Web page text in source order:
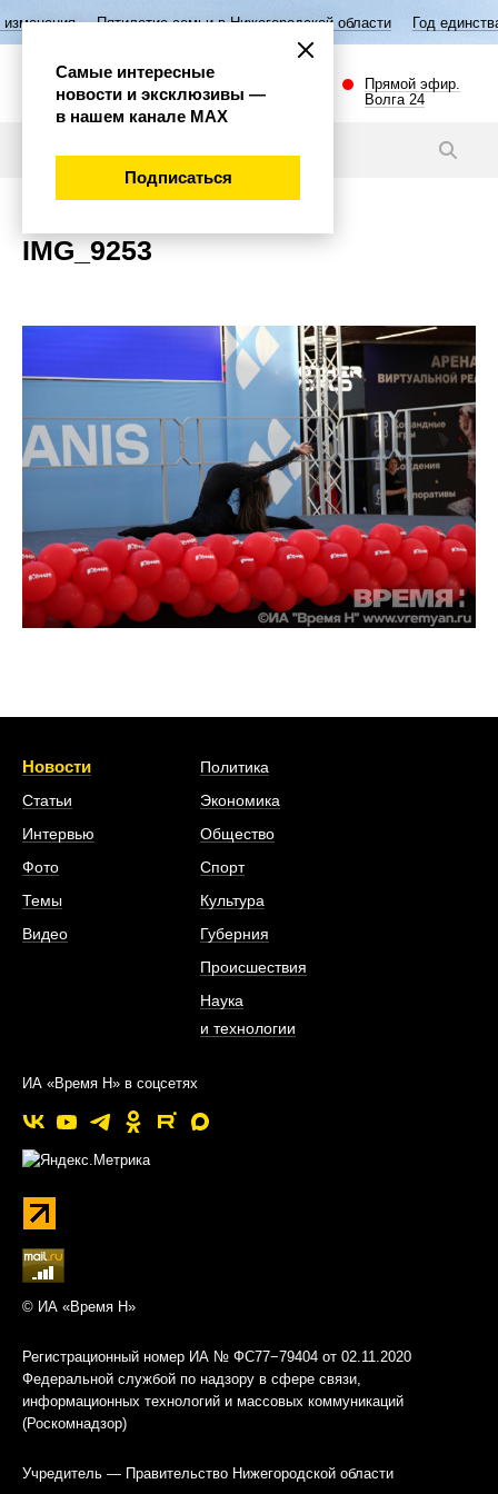
Пятилетие семьи в Нижегородской области Год
Прямой эфир.
Волга 24
IMG_9253
Новости
Статьи
Интервью
Фото
Темы
Видео
Политика
Экономика
Общество
Спорт
Культура
Губерния
Происшествия
Наука
и технологии
ИА «Время Н» в соцсетях
© ИА «Время Н»
Регистрационный номер ИА № ФС77−79404 от 02.11.2020
Федеральной службой по надзору в сфере связи,
информационных технологий и массовых коммуникаций
(Роскомнадзор)
Учредитель — Правительство Нижегородской области
Самые интересные
новости и эксклюзивы —
в нашем канале МАХ
Подписаться